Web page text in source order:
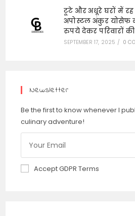
टूटे और अधूरे घरों में रह
अपोस्टल अंकुर योसेफ
रुपये देकर परिवारों
SEPTEMBER 17, 2025 / 0
Newsletter
Be the first to know whenever I
culinary adventure!
Accept GDPR Terms